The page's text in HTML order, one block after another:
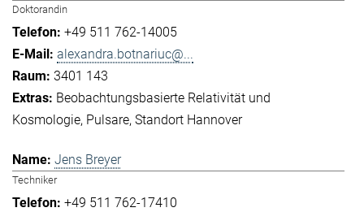
Doktorandin
+49 511 762-14005
alexandra.botnariuc@...
3401 143
Beobachtungsbasierte Relativität und
Kosmologie Pulsare Standort Hannover
Jens Breyer
Techniker
+49 511 762-17410